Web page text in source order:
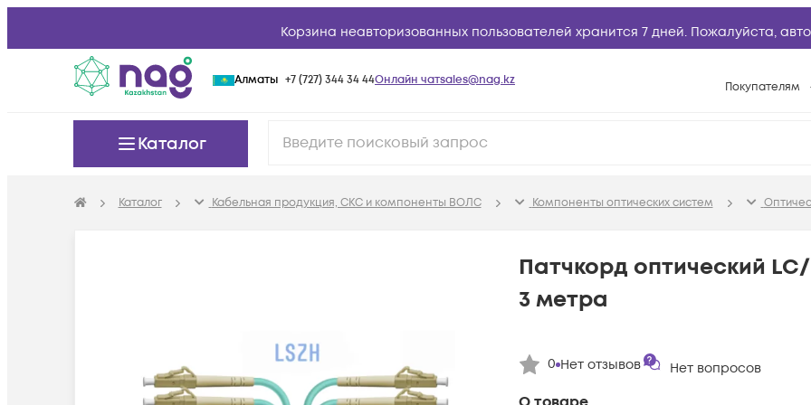
Корзина неавторизованных пользователей хранится 7 дней. Пожалуйста,
Алматы +7 (727) 344 34 44Онлайн чатsales@nag.kz Покупателям
Возврат
Техническая
Каталог
Каталог Кабельная продукция, СКС и компоненты ВОЛС Компоненты оптических систем
Патчкорд оптический
3 метра
0 Нет отзывов Нет вопросов